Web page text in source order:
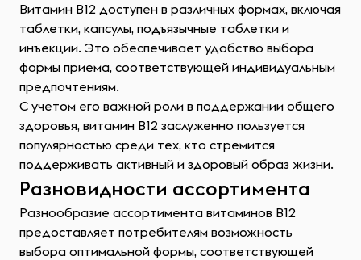
Витамин В12 доступен в различных формах, включая
таблетки, капсулы, подъязычные таблетки и
инъекции. Это обеспечивает удобство выбора
формы приема, соответствующей индивидуальным
предпочтениям.
С учетом его важной роли в поддержании общего
здоровья, витамин В12 заслуженно пользуется
популярностью среди тех, кто стремится
поддерживать активный и здоровый образ жизни.
Разновидности ассортимента
Разнообразие ассортимента витаминов В12
предоставляет потребителям возможность
выбора оптимальной формы, соответствующей